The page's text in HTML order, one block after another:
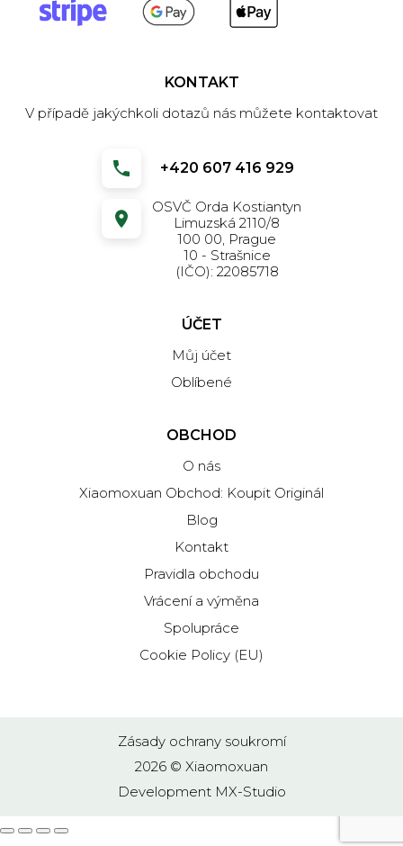
KONTAKT
V případě jakýchkoli dotazů nás můžete kontaktovat
+420 607 416 929
OSVČ Orda Kostiantyn
Limuzská 2110/8
100 00, Prague
10 - Strašnice
(IČO): 22085718
ÚČET
Můj účet
Oblíbené
OBCHOD
O nás
Xiaomoxuan Obchod: Koupit Originál
Blog
Kontakt
Pravidla obchodu
Vrácení a výměna
Spolupráce
Cookie Policy (EU)
2026 © Xiaomoxuan
Zásady ochrany soukromí
Development MX-Studio